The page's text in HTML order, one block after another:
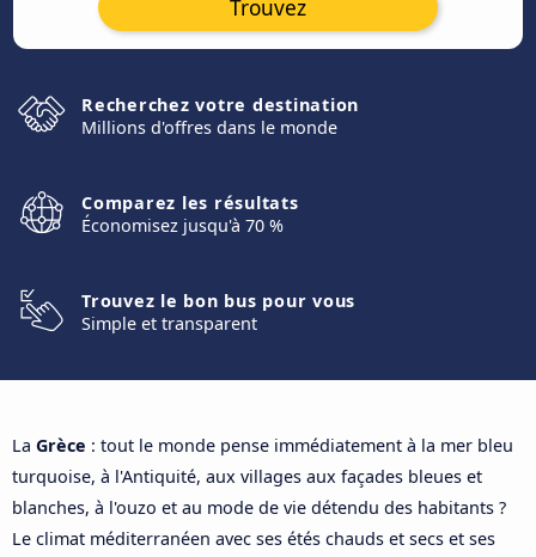
Trouvez
Recherchez votre destination
Millions d'offres dans le monde
Comparez les résultats
Économisez jusqu'à 70 %
Trouvez le bon bus pour vous
Simple et transparent
La Grèce : tout le monde pense immédiatement à la mer bleu
turquoise, à l'Antiquité, aux villages aux façades bleues et
blanches, à l'ouzo et au mode de vie détendu des habitants ?
Le climat méditerranéen avec ses étés chauds et secs et ses